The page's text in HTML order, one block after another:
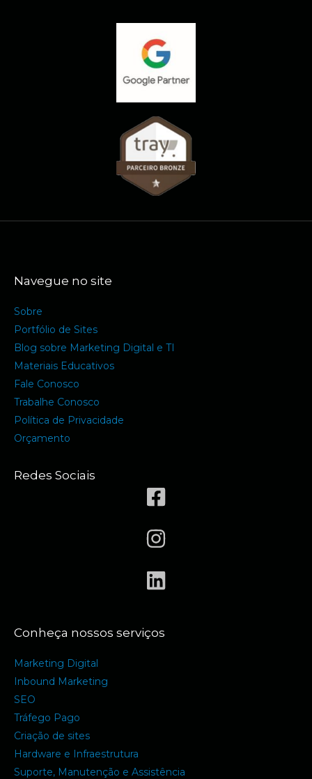
Navegue no site
Sobre
Portfólio de Sites
Blog sobre Marketing Digital e TI
Materiais Educativos
Fale Conosco
Trabalhe Conosco
Política de Privacidade
Orçamento
Redes Sociais
Conheça nossos serviços
Marketing Digital
Inbound Marketing
SEO
Tráfego Pago
Criação de sites
Hardware e Infraestrutura
Suporte, Manutenção e Assistência